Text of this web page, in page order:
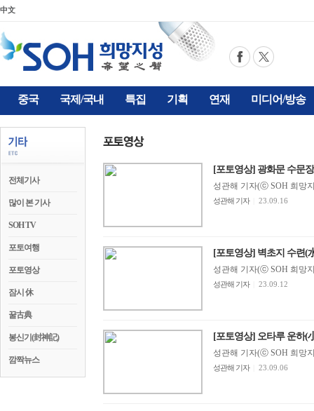
中文
중국 국제/국내 특집 기획 연재 미디어/방송
전체기사
많이 본 기사
SOH TV
포토여행
포토영상
잠시 休
꿀古典
봉신기(封神記)
깜짝뉴스
[포토영상] 광화문 수문
성관해 기자(ⓒ SOH 희망
성관해 기자 23.09.16
[포토영상] 벽초지 수련(
성관해 기자(ⓒ SOH 희망
성관해 기자 23.09.12
[포토영상] 오타루 운하(
성관해 기자(ⓒ SOH 희망
성관해 기자 23.09.06